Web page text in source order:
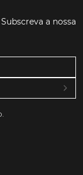
a nossa